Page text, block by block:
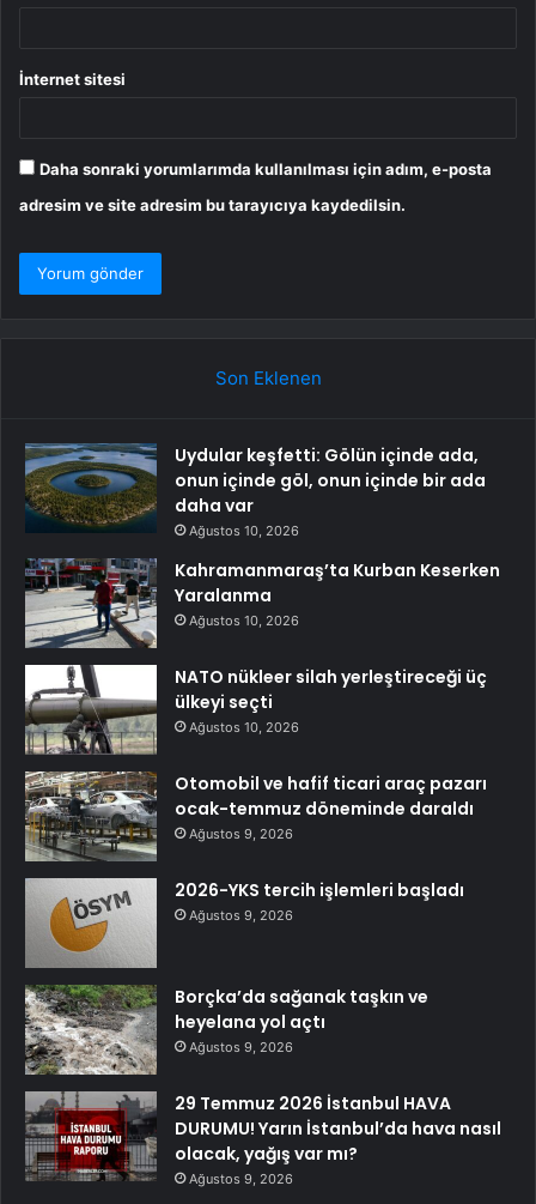
İnternet sitesi
Daha sonraki yorumlarımda kullanılması için adım, e-posta
adresim ve site adresim bu tarayıcıya kaydedilsin.
Son Eklenen
Uydular keşfetti: Gölün içinde ada,
onun içinde göl, onun içinde bir ada
daha var
Ağustos 10, 2026
Kahramanmaraş’ta Kurban Keserken
Yaralanma
Ağustos 10, 2026
NATO nükleer silah yerleştireceği üç
ülkeyi seçti
Ağustos 10, 2026
Otomobil ve hafif ticari araç pazarı
ocak-temmuz döneminde daraldı
Ağustos 9, 2026
2026-YKS tercih işlemleri başladı
Ağustos 9, 2026
Borçka’da sağanak taşkın ve
heyelana yol açtı
Ağustos 9, 2026
29 Temmuz 2026 İstanbul HAVA
DURUMU! Yarın İstanbul’da hava nasıl
olacak, yağış var mı?
Ağustos 9, 2026